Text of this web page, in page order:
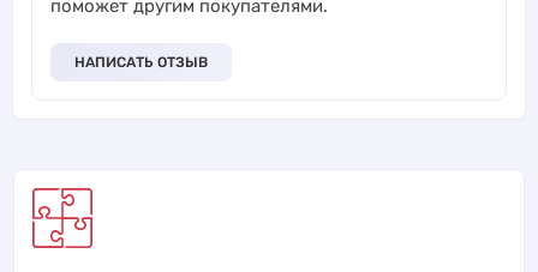
поможет другим покупателями.
НАПИСАТЬ ОТЗЫВ